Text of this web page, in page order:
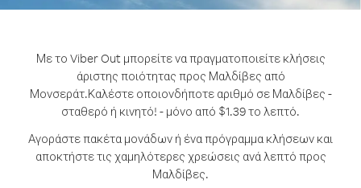
Με το Viber Out μπορείτε να πραγματοποιείτε κλήσεις
άριστης ποιότητας προς Μαλδίβες από
Μονσεράτ.Καλέστε οποιονδήποτε αριθμό σε Μαλδίβες -
σταθερό ή κινητό! - μόνο από $1.39 το λεπτό.
Αγοράστε πακέτα μονάδων ή ένα πρόγραμμα κλήσεων και
αποκτήστε τις χαμηλότερες χρεώσεις ανά λεπτό προς
Μαλδίβες.